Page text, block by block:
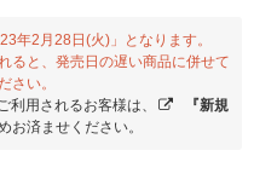
年2月28日(火)」となります。
ると、発売日の遅い商品に併せて
さい。
用されるお客様は、
『新規
お済ませください。